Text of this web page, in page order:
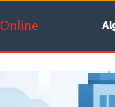
Online